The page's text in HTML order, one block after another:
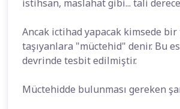
istihsan, maslahat gibi... tali
Ancak ictihad yapacak kimsede bir
taşıyanlara "müctehid" denir. Bu
devrinde tesbit edilmiştir.
Müctehidde bulunması gereken